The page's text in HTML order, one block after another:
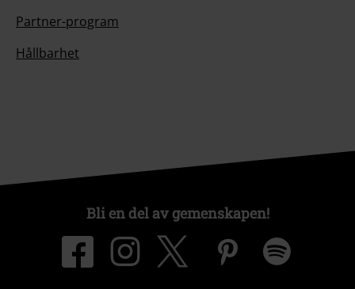
Partner-program
Hållbarhet
Bli en del av gemenskapen!